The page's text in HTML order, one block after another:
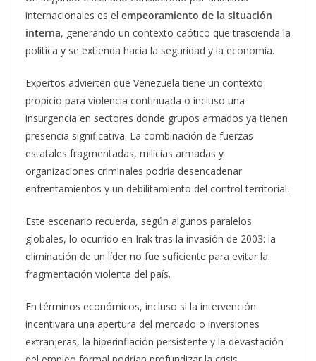
internacionales es el empeoramiento de la situación
interna, generando un contexto caótico que trascienda la
política y se extienda hacia la seguridad y la economía.
Expertos advierten que Venezuela tiene un contexto
propicio para violencia continuada o incluso una
insurgencia en sectores donde grupos armados ya tienen
presencia significativa. La combinación de fuerzas
estatales fragmentadas, milicias armadas y
organizaciones criminales podría desencadenar
enfrentamientos y un debilitamiento del control territorial.
Este escenario recuerda, según algunos paralelos
globales, lo ocurrido en Irak tras la invasión de 2003: la
eliminación de un líder no fue suficiente para evitar la
fragmentación violenta del país.
En términos económicos, incluso si la intervención
incentivara una apertura del mercado o inversiones
extranjeras, la hiperinflación persistente y la devastación